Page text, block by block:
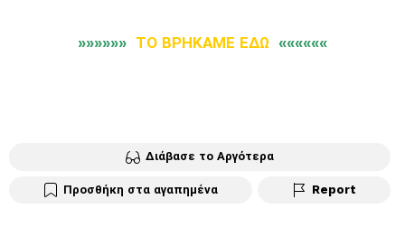
»»»»»» ΤΟ ΒΡΗΚΑΜΕ ΕΔΩ ««««««
Διάβασε το Αργότερα
Προσθήκη στα αγαπημένα Report